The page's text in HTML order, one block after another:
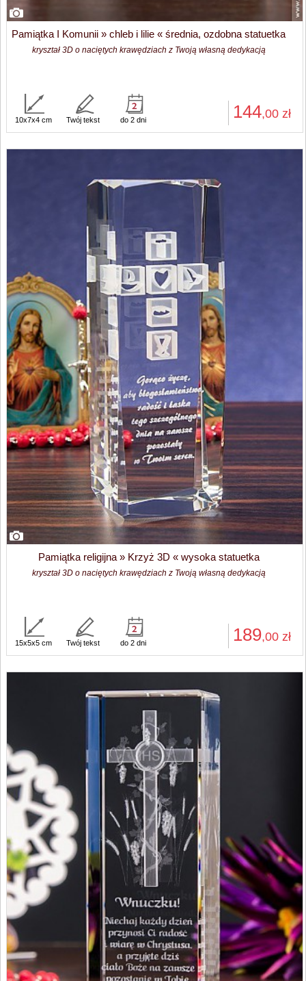
Pamiątka I Komunii » chleb i lilie « średnia, ozdobna statuetka
kryształ 3D o naciętych krawędziach z Twoją własną dedykacją
144,00 zł
10x7x4 cm Twój tekst do 2 dni
Pamiątka religijna » Krzyż 3D « wysoka statuetka
kryształ 3D o naciętych krawędziach z Twoją własną dedykacją
189,00 zł
15x5x5 cm Twój tekst do 2 dni